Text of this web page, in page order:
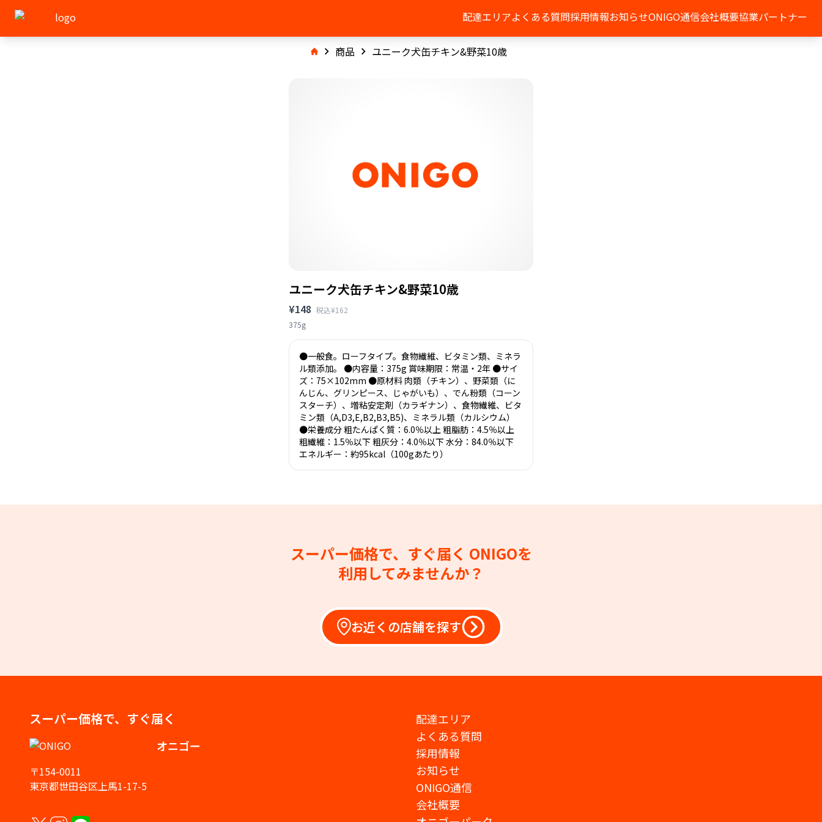
配達エリアよくある質問採用情報お知らせONIGO通信会社概要協業パートナー
商品 ユニーク犬缶チキン&野菜10歳
ユニーク犬缶チキン&野菜10歳
¥148 税込¥162
375g
●一般食。ローフタイプ。食物繊維、ビタミン類、ミネラ
ル類添加。 ●内容量：375g 賞味期限：常温・2年 ●サイ
ズ：75×102mm ●原材料 肉類（チキン）、野菜類（に
んじん、グリンピース、じゃがいも）、でん粉類（コーン
スターチ）、増粘安定剤（カラギナン）、食物繊維、ビタ
ミン類（A,D3,E,B2,B3,B5)、ミネラル類（カルシウム）
●栄養成分 粗たんぱく質：6.0％以上 粗脂肪：4.5％以上
粗繊維：1.5％以下 粗灰分：4.0％以下 水分：84.0％以下
エネルギー：約95kcal（100gあたり）
スーパー価格で、すぐ届く ONIGOを
利用してみませんか？
お近くの店舗を探す
スーパー価格で、すぐ届く
オニゴー
〒154-0011
東京都世田谷区上馬1-17-5
配達エリア
よくある質問
採用情報
お知らせ
ONIGO通信
会社概要